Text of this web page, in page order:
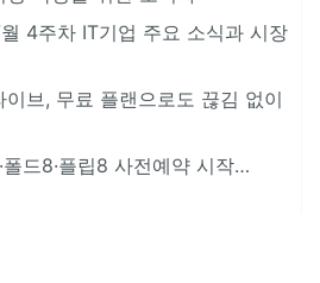
4주차 IT기업 주요 소식과 시장
브, 무료 플랜으로도 끊김 없이
드8·플립8 사전예약 시작…